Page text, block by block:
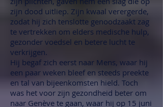
zijn dood uitliep. Zijn kwaal verergerde,
zodat hij zich tenslotte genoodzaakt zag
te vertrekken om elders medische hulp,
gezonder voedsel en betere lucht te
verkrijgen.
Hij begaf zich eerst naar Mens, waar hij
een paar weken bleef en steeds preekte
en tal van bijeenkomsten hield. Toch
was het voor zijn gezondheid beter om
naar Genève te gaan, waar hij op 15 juni